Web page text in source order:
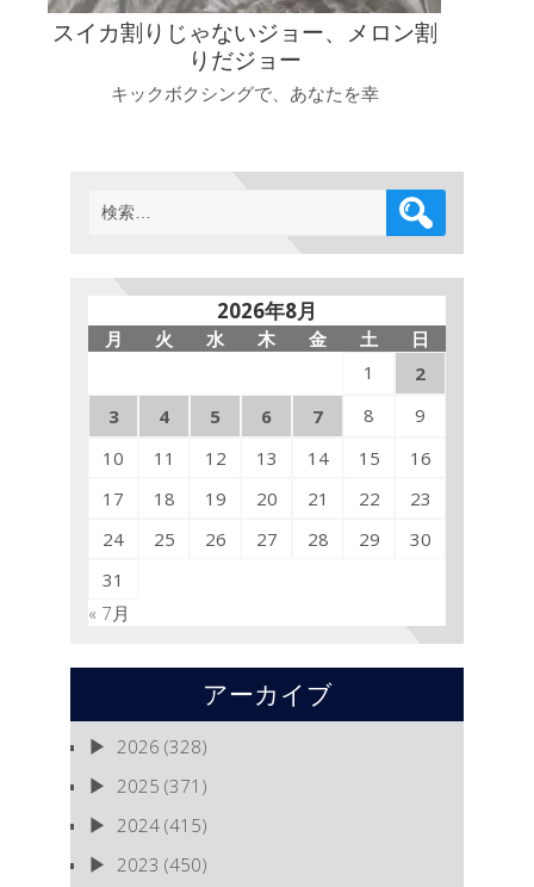
スイカ割りじゃないジョー、メロン割
りだジョー
キックボクシングで、あなたを幸
検
索:
2026年8月
月 火 水 木 金 土
日
1
2
3
4 5 6 7 8
9
10
11 12 13 14 15
16
17
18 19 20 21 22
23
24
25 26 27 28 29
30
31
« 7月
アーカイブ
2026 (328)
2025 (371)
2024 (415)
2023 (450)